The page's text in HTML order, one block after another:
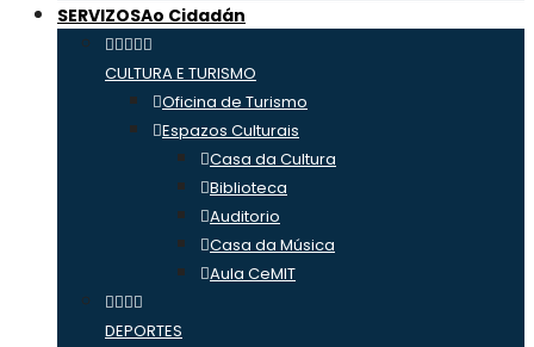
SERVIZOSAo Cidadán
CULTURA E TURISMO
Oficina de Turismo
Espazos Culturais
Casa da Cultura
Biblioteca
Auditorio
Casa da Música
Aula CeMIT
DEPORTES